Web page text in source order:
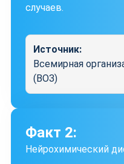
случаев.
Источник:
Всемирная
(ВОЗ)
Факт 2:
Нейрохимический